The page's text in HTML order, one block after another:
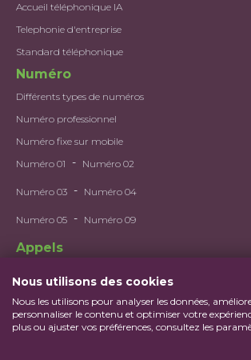
Accueil téléphonique IA
Telephonie d'entreprise
Standard téléphonique
Numéro
Différents types de numéros
Numéro professionnel
Numéro fixe sur mobile
Numéro 01 - Numéro 02
Numéro 03 - Numéro 04
Numéro 05 - Numéro 09
Appels
Portabilité
Nous utilisons des cookies
Nous les utilisons pour analyser les données,
personnaliser le contenu et optimiser votre
plus ou ajuster vos préférences, consultez les